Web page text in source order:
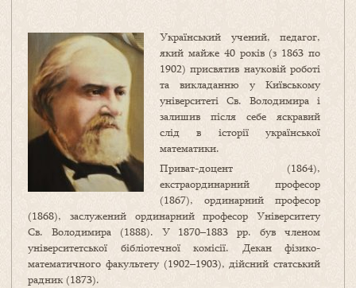
Український учений, педагог,
який майже 40 років (з 1863 по
1902) присвятив науковій роботі
та викладанню у Київському
університеті Св. Володимира і
залишив після себе яскравий
слід в історії української
математики.
Приват-доцент (1864),
екстраординарний професор
(1867), ординарний професор
(1868), заслужений ординарний професор Університету
Св. Володимира (1888). У 1870–1883 рр. був членом
університетської бібліотечної комісії. Декан фізико-
математичного факультету (1902–1903), дійсний статський
радник (1873).